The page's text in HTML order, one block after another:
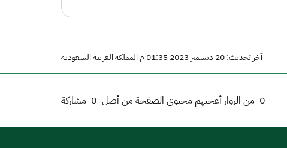
آخر تحديث: 20 ديسمبر 2023 01:35 م المملكة العربية السعودية
0 من الزوار أعجبهم محتوى الصفحة من أصل 0 مشاركة